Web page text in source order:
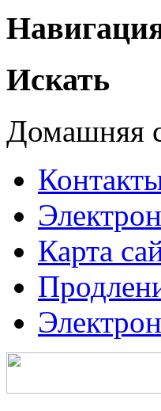
Искать
Домашняя
Карта